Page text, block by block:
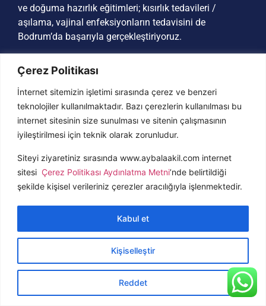
Çerez Politikası
İnternet sitemizin işletimi sırasında çerez ve benzeri
teknolojiler kullanılmaktadır. Bazı çerezlerin kullanılması bu
internet sitesinin size sunulması ve sitenin çalışmasının
iyileştirilmesi için teknik olarak zorunludur.
Siteyi ziyaretiniz sırasında www.aybalaakil.com internet
sitesi Çerez Politikası Aydınlatma Metni’nde belirtildiği
şekilde kişisel verileriniz çerezler aracılığıyla işlenmektedir.
Kişiselleştir
Reddet
Kabul et
ve doğuma hazırlık eğitimleri; kısırlık tedavileri /
aşılama, vajinal enfeksiyonların tedavisini de
Bodrum’da başarıyla gerçekleştiriyoruz.
İletişim:
Müsgebi Mah, Cumhuriyet Cd. no: 91, 48400
Bodrum / Muğla
aybala@aybalaakil.com
Copyright © 2026 Her Hakkı Saklıdır
Son Güncelleme 05-12-2022 / 12:55Seo